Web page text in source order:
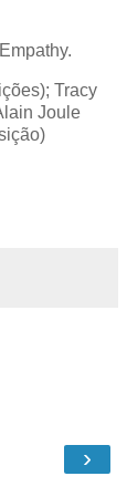
Tracy
Joule
›